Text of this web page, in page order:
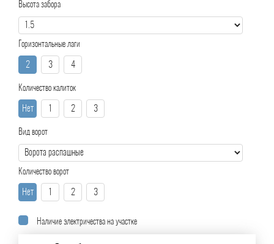
Высота забора
Горизонтальные лаги
2 3 4
Количество калиток
Нет 2 3
Вид ворот
Количество ворот
Нет 2 3
Наличие электричества на участке